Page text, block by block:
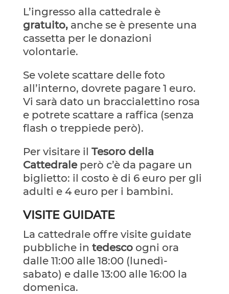
L’ingresso alla cattedrale è
gratuito,anche se è presente una
cassetta per le donazioni
volontarie.
Se volete scattare delle foto
all’interno, dovrete pagare 1 euro.
Vi sarà dato un braccialettino rosa
e potrete scattare a raffica (senza
flash o treppiede però).
Per visitare il Tesoro della
Cattedraleperò c’è da pagare un
biglietto: il costo è di 6 euro per gli
adulti e 4 euro per i bambini.
VISITE GUIDATE
La cattedrale offre visite guidate
pubbliche in tedescoogni ora
dalle 11:00 alle 18:00 (lunedì-
sabato) e dalle 13:00 alle 16:00 la
domenica.